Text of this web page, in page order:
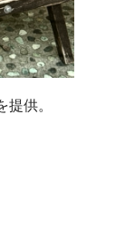
供。